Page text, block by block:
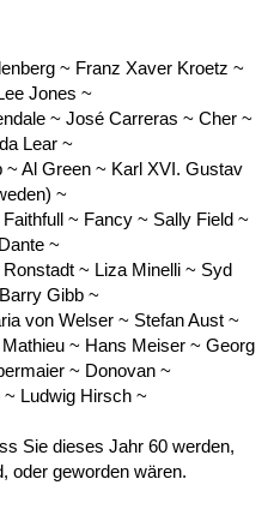
~ Franz Xaver Kroetz ~
Jones ~
~ José Carreras ~ Cher ~
Lear ~
Al Green ~ Karl XVI. Gustav
~
~ Fancy ~ Sally Field ~
~
~ Liza Minelli ~ Syd
Gibb ~
von Welser ~ Stefan Aust ~
~ Hans Meiser ~ Georg
~ Donovan ~
Ludwig Hirsch ~
Sie dieses Jahr 60 werden,
oder geworden wären.